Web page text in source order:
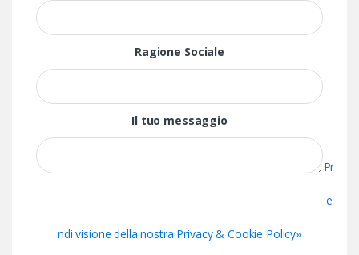
Ragione Sociale
Il tuo messaggio
Pr
e
ndi visione della nostra Privacy & Cookie Policy»